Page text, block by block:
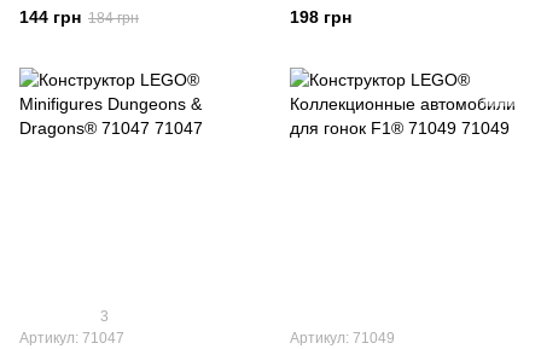
144 грн 184 грн
71046
198 грн
3
Артикул: 71047
Артикул: 71049